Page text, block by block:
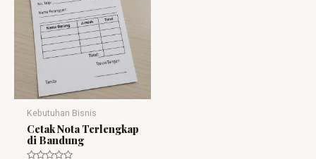
Kebutuhan Bisnis
Cetak Nota Terlengkap
di Bandung
Rp15.000.adalah:
Rp7.750.